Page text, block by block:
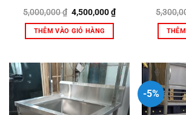
5,000,000₫ Giá
gốc
là:
5,000,000 ₫.
4,500,000₫Giá
hiện
THÊM VÀO GIỎ HÀNG
-5%